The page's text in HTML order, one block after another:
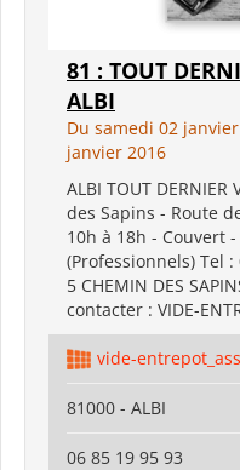
81 : TOUT
ALBI
Du samedi 02
janvier 2016
ALBI TOUT DERNIER
des Sapins - Route
10h à 18h - Couvert
(Professionnels) Tel
5 CHEMIN DES
contacter : VIDE-
vide-
81000 - ALBI
06 85 19 95 93